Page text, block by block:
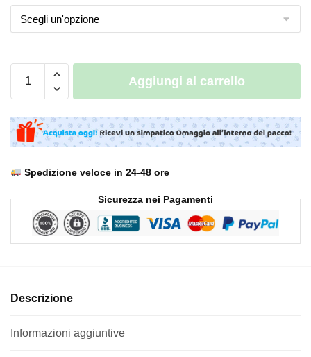
Aggiungi al carrello
Spedizione veloce in 24-48 ore
Sicurezza nei Pagamenti
Descrizione
Informazioni aggiuntive